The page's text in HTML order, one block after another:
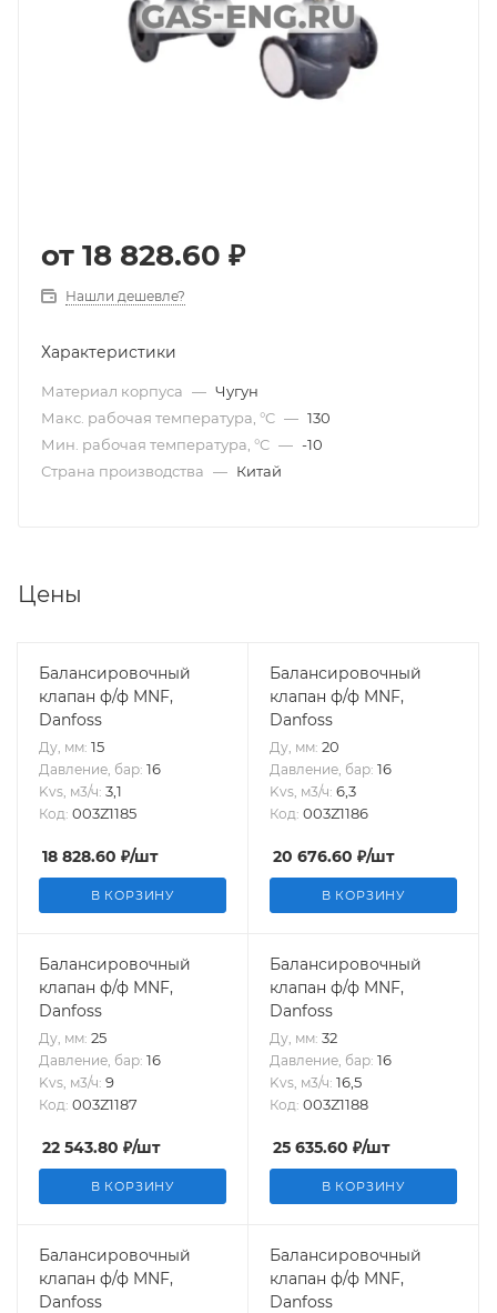
от 18 828.60 ₽
Нашли дешевле?
Характеристики
Материал корпуса — Чугун
Макс. рабочая температура, °C — 130
Мин. рабочая температура, °C — -10
Страна производства — Китай
Цены
Балансировочный
клапан ф/ф MNF,
Danfoss
Ду, мм: 15
Давление, бар: 16
Kvs, м3/ч: 3,1
Код: 003Z1185
18 828.60 ₽/шт
В КОРЗИНУ
Балансировочный
клапан ф/ф MNF,
Danfoss
Ду, мм: 20
Давление, бар: 16
Kvs, м3/ч: 6,3
Код: 003Z1186
20 676.60 ₽/шт
В КОРЗИНУ
Балансировочный
клапан ф/ф MNF,
Danfoss
Ду, мм: 25
Давление, бар: 16
Kvs, м3/ч: 9
Код: 003Z1187
22 543.80 ₽/шт
В КОРЗИНУ
Балансировочный
клапан ф/ф MNF,
Danfoss
Ду, мм: 32
Давление, бар: 16
Kvs, м3/ч: 16,5
Код: 003Z1188
25 635.60 ₽/шт
В КОРЗИНУ
Балансировочный
клапан ф/ф MNF,
Danfoss
Балансировочный
клапан ф/ф MNF,
Danfoss